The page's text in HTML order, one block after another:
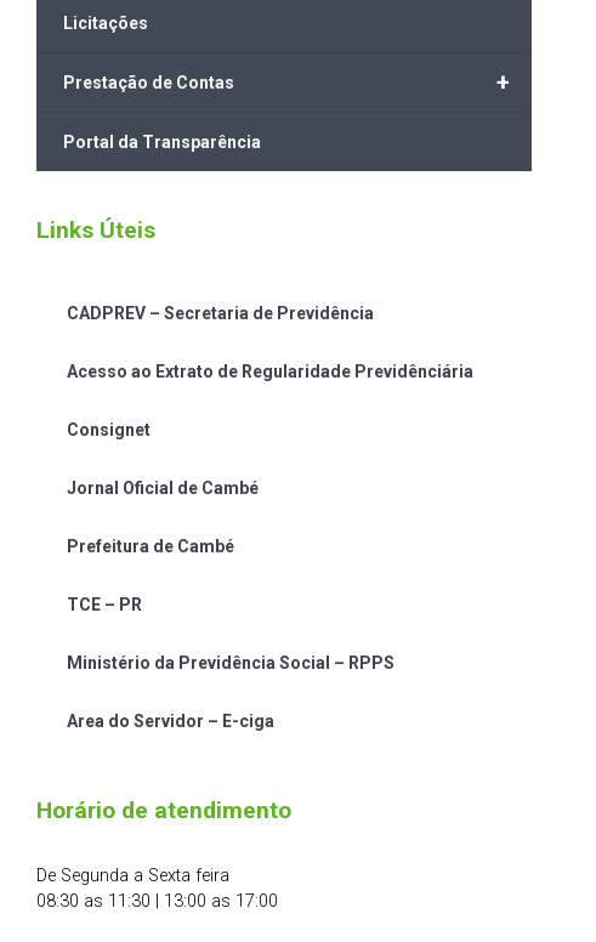
Licitações
+
Prestação de Contas
Portal da Transparência
Links Úteis
CADPREV – Secretaria de Previdência
Acesso ao Extrato de Regularidade Previdênciária
Consignet
Jornal Oficial de Cambé
Prefeitura de Cambé
TCE – PR
Ministério da Previdência Social – RPPS
Area do Servidor – E-ciga
Horário de atendimento
De Segunda a Sexta feira
08:30 as 11:30 | 13:00 as 17:00